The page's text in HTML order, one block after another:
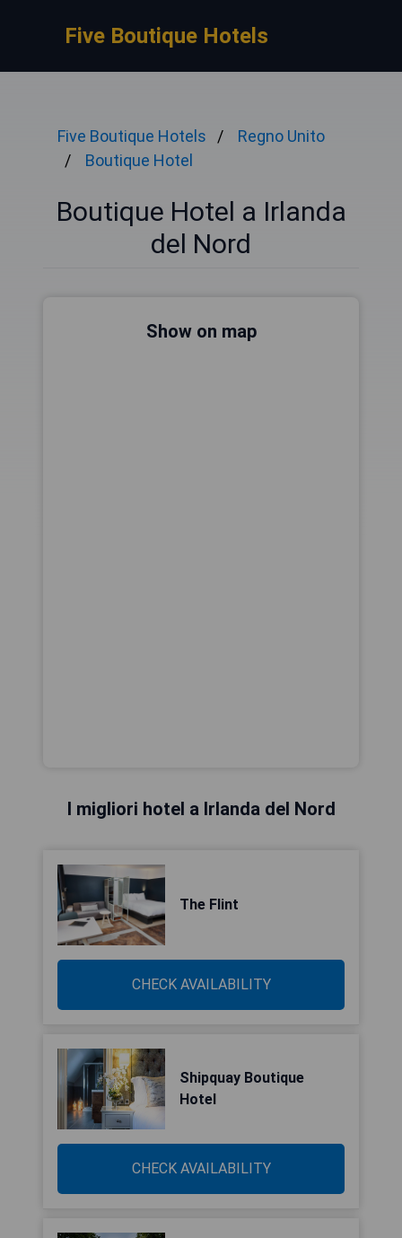
Five Boutique Hotels
Five Boutique Hotels
Regno Unito
Boutique Hotel
Boutique Hotel a Irlanda
del Nord
Show on map
I migliori hotel a Irlanda del Nord
The Flint
CHECK AVAILABILITY
Shipquay Boutique
Hotel
CHECK AVAILABILITY